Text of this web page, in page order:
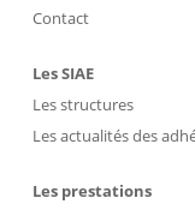
Contact
Les SIAE
Les structures
Les actualités des
Les prestations